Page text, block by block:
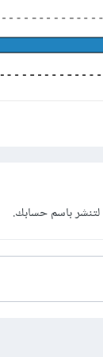
لتنشر باسم حسابك.